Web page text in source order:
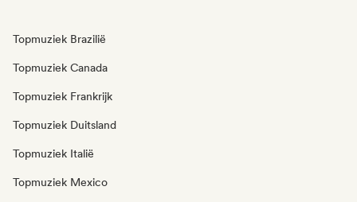
Topmuziek Brazilië
Topmuziek Canada
Topmuziek Frankrijk
Topmuziek Duitsland
Topmuziek Italië
Topmuziek Mexico